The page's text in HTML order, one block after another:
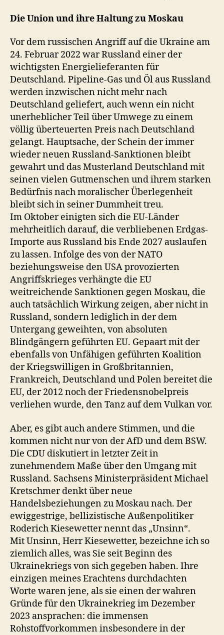
Die Union und ihre Haltung zu Moskau
Vor dem russischen Angriff auf die Ukraine am
24. Februar 2022 war Russland einer der
wichtigsten Energielieferanten für
Deutschland. Pipeline-Gas und Öl aus Russland
werden inzwischen nicht mehr nach
Deutschland geliefert, auch wenn ein nicht
unerheblicher Teil über Umwege zu einem
völlig überteuerten Preis nach Deutschland
gelangt. Hauptsache, der Schein der immer
wieder neuen Russland-Sanktionen bleibt
gewahrt und das Musterland Deutschland mit
seinen vielen Gutmenschen und ihrem starken
Bedürfnis nach moralischer Überlegenheit
bleibt sich in seiner Dummheit treu.
Im Oktober einigten sich die EU-Länder
mehrheitlich darauf, die verbliebenen Erdgas-
Importe aus Russland bis Ende 2027 auslaufen
zu lassen. Infolge des von der NATO
beziehungsweise den USA provozierten
Angriffskrieges verhängte die EU
weitreichende Sanktionen gegen Moskau, die
auch tatsächlich Wirkung zeigen, aber nicht in
Russland, sondern lediglich in der dem
Untergang geweihten, von absoluten
Blindgängern geführten EU. Gepaart mit der
ebenfalls von Unfähigen geführten Koalition
der Kriegswilligen in Großbritannien,
Frankreich, Deutschland und Polen bereitet die
EU, der 2012 noch der Friedensnobelpreis
verliehen wurde, den Tanz auf dem Vulkan vor.
Aber, es gibt auch andere Stimmen, und die
kommen nicht nur von der AfD und dem BSW.
Die CDU diskutiert in letzter Zeit in
zunehmendem Maße über den Umgang mit
Russland. Sachsens Ministerpräsident Michael
Kretschmer denkt über neue
Handelsbeziehungen zu Moskau nach. Der
ewiggestrige, bellizistische Außenpolitiker
Roderich Kiesewetter nennt das „Unsinn“.
Mit Unsinn, Herr Kiesewetter, bezeichne ich so
ziemlich alles, was Sie seit Beginn des
Ukrainekriegs von sich gegeben haben. Ihre
einzigen meines Erachtens durchdachten
Worte waren jene, als sie einen der wahren
Gründe für den Ukrainekrieg im Dezember
2023 ansprachen: die immensen
Rohstoffvorkommen insbesondere in der